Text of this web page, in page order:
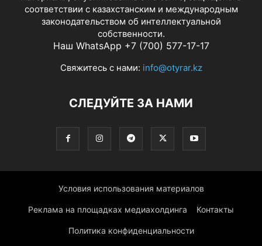
соответствии с казахстанским и международным
законодательством об интеллектуальной
собственности.
Наш WhatsApp +7 (700) 577-17-17
Свяжитесь с нами: info@otyrar.kz
СЛЕДУЙТЕ ЗА НАМИ
Условия использования материалов
Реклама на площадках медиахолдинга Контакты
Политика конфиденциальности